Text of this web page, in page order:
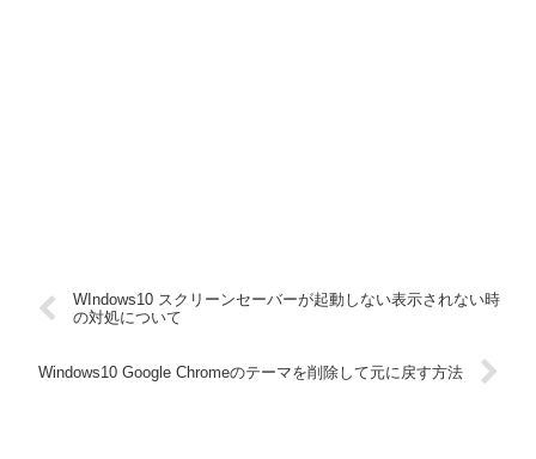
WIndows10 スクリーンセーバーが起動しない表示されない時
の対処について
Windows10 Google Chromeのテーマを削除して元に戻す方法